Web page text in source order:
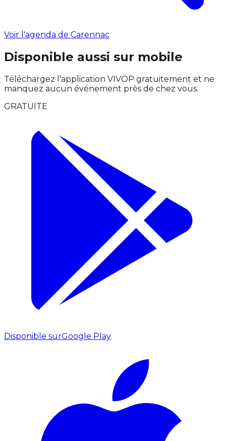
Voir l'agenda de Carennac
Disponible aussi sur mobile
Téléchargez l'application VIVOP gratuitement et ne
manquez aucun événement près de chez vous.
GRATUITE
Disponible surGoogle Play